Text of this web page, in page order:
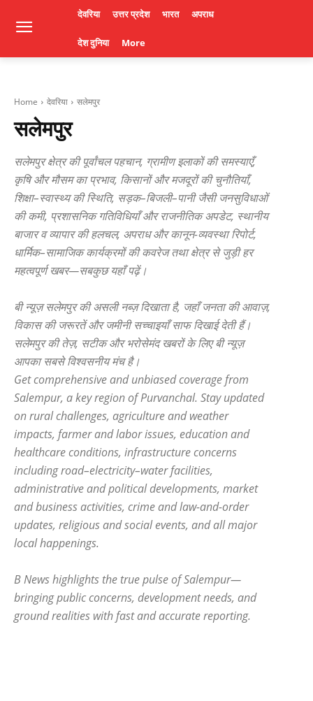
देवरिया उत्तर प्रदेश भारत अपराध
देश दुनिया More
Home देवरिया सलेमपुर
सलेमपुर
सलेमपुर क्षेत्र की पूर्वांचल पहचान, ग्रामीण इलाकों की समस्याएँ,
कृषि और मौसम का प्रभाव, किसानों और मजदूरों की चुनौतियाँ,
शिक्षा–स्वास्थ्य की स्थिति, सड़क–बिजली–पानी जैसी जनसुविधाओं
की कमी, प्रशासनिक गतिविधियाँ और राजनीतिक अपडेट, स्थानीय
बाजार व व्यापार की हलचल, अपराध और कानून-व्यवस्था रिपोर्ट,
धार्मिक–सामाजिक कार्यक्रमों की कवरेज तथा क्षेत्र से जुड़ी हर
महत्वपूर्ण खबर—सबकुछ यहाँ पढ़ें।
बी न्यूज़ सलेमपुर की असली नब्ज़ दिखाता है, जहाँ जनता की आवाज़,
विकास की जरूरतें और जमीनी सच्चाइयाँ साफ दिखाई देती हैं।
सलेमपुर की तेज़, सटीक और भरोसेमंद खबरों के लिए बी न्यूज़
आपका सबसे विश्वसनीय मंच है।
Get comprehensive and unbiased coverage from
Salempur, a key region of Purvanchal. Stay updated
on rural challenges, agriculture and weather
impacts, farmer and labor issues, education and
healthcare conditions, infrastructure concerns
including road–electricity–water facilities,
administrative and political developments, market
and business activities, crime and law-and-order
updates, religious and social events, and all major
local happenings.
B News highlights the true pulse of Salempur—
bringing public concerns, development needs, and
ground realities with fast and accurate reporting.